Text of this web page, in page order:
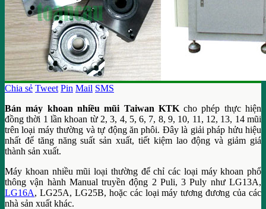
Chia sẻ Tweet Pin Mail SMS
Bán máy khoan nhiều mũi Taiwan KTKcho phép thực hiện
đồng thời 1 lần khoan từ 2, 3, 4, 5, 6, 7, 8, 9, 10, 11, 12, 13, 14 mũi
trên loại máy thường và tự động ăn phôi. Đây là giải pháp hửu hiệu
nhất để tăng năng suất sản xuất, tiết kiệm lao động và giảm giá
thành sản xuất.
Máy khoan nhiều mũi loại thường để chỉ các loại máy khoan phổ
thông vận hành Manual truyền động 2 Puli, 3 Puly như LG13A,
LG16A, LG25A, LG25B, hoặc các loại máy tương đương của các
nhà sản xuất khác.